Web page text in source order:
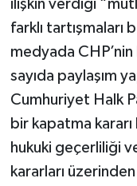
ilişkin verdiği
farklı
medyada CHP’nin
sayıda paylaşım
Cumhuriyet Halk
bir kapatma
hukuki geçerliliği
kararları